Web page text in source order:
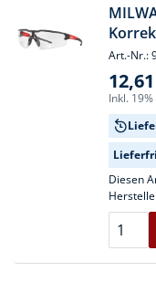
Art.-Nr.:
Inkl.
Diesen